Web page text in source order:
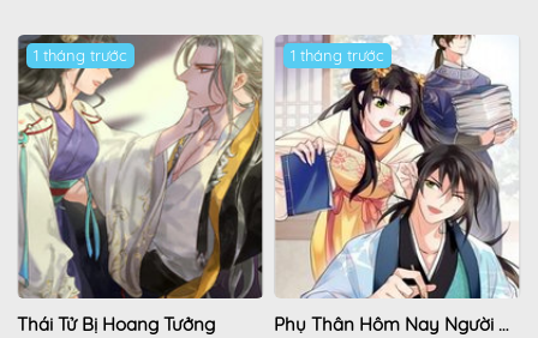
1 tháng trước
Thái Tử Bị Hoang Tưởng
1 tháng trước
Phụ Thân Hôm Nay Người Đọc Sách Chưa?